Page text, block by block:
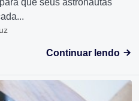
que seus astronautas
Continuar lendo